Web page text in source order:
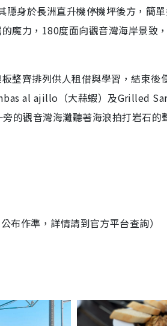
身於長洲直升機停機坪後方，簡
魔力，180度面向觀音灣海岸景致
整齊排列供人租借與學習，結束後
al ajillo（大蒜蝦）及Grilled
的觀音灣海灘聽著海浪拍打岩石的
作準，詳情請到官方平台查詢）